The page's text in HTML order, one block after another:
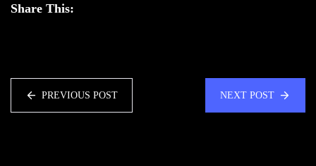
Share This:
PREVIOUS POST NEXT POST